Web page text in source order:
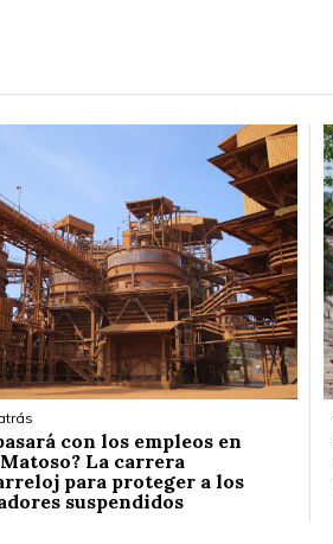
con los empleos en
La carrera
para proteger a los
suspendidos